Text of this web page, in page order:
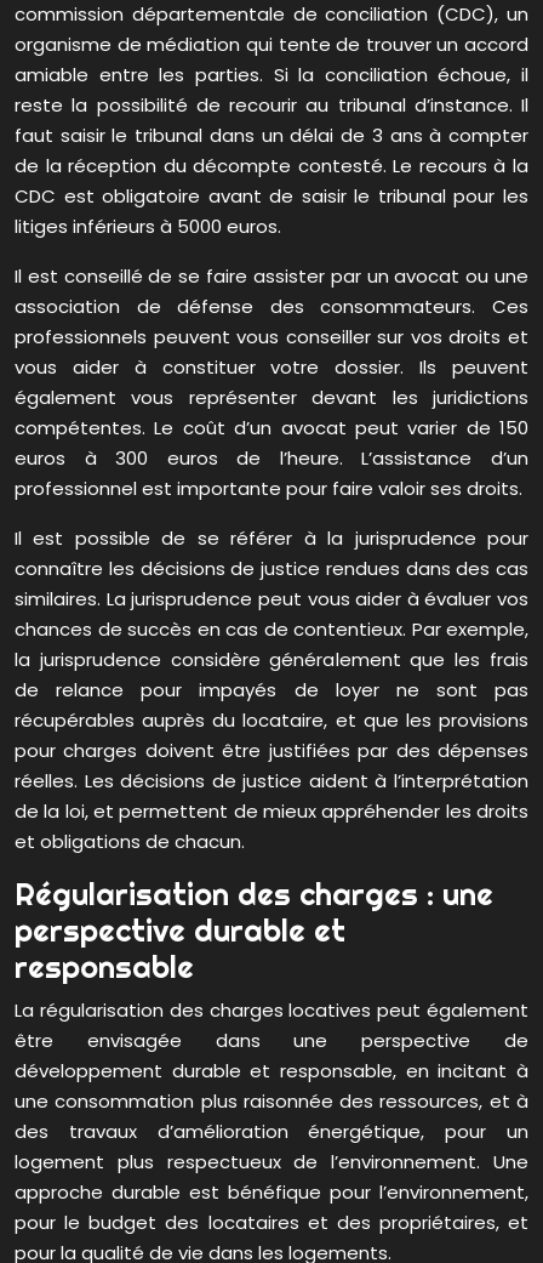
commission départementale de conciliation (CDC), un
organisme de médiation qui tente de trouver un accord
amiable entre les parties. Si la conciliation échoue, il
reste la possibilité de recourir au tribunal d’instance. Il
faut saisir le tribunal dans un délai de 3 ans à compter
de la réception du décompte contesté. Le recours à la
CDC est obligatoire avant de saisir le tribunal pour les
litiges inférieurs à 5000 euros.
Il est conseillé de se faire assister par un avocat ou une
association de défense des consommateurs. Ces
professionnels peuvent vous conseiller sur vos droits et
vous aider à constituer votre dossier. Ils peuvent
également vous représenter devant les juridictions
compétentes. Le coût d’un avocat peut varier de 150
euros à 300 euros de l’heure. L’assistance d’un
professionnel est importante pour faire valoir ses droits.
Il est possible de se référer à la jurisprudence pour
connaître les décisions de justice rendues dans des cas
similaires. La jurisprudence peut vous aider à évaluer vos
chances de succès en cas de contentieux. Par exemple,
la jurisprudence considère généralement que les frais
de relance pour impayés de loyer ne sont pas
récupérables auprès du locataire, et que les provisions
pour charges doivent être justifiées par des dépenses
réelles. Les décisions de justice aident à l’interprétation
de la loi, et permettent de mieux appréhender les droits
et obligations de chacun.
Régularisation des charges : une
perspective durable et
responsable
La régularisation des charges locatives peut également
être envisagée dans une perspective de
développement durable et responsable, en incitant à
une consommation plus raisonnée des ressources, et à
des travaux d’amélioration énergétique, pour un
logement plus respectueux de l’environnement. Une
approche durable est bénéfique pour l’environnement,
pour le budget des locataires et des propriétaires, et
pour la qualité de vie dans les logements.